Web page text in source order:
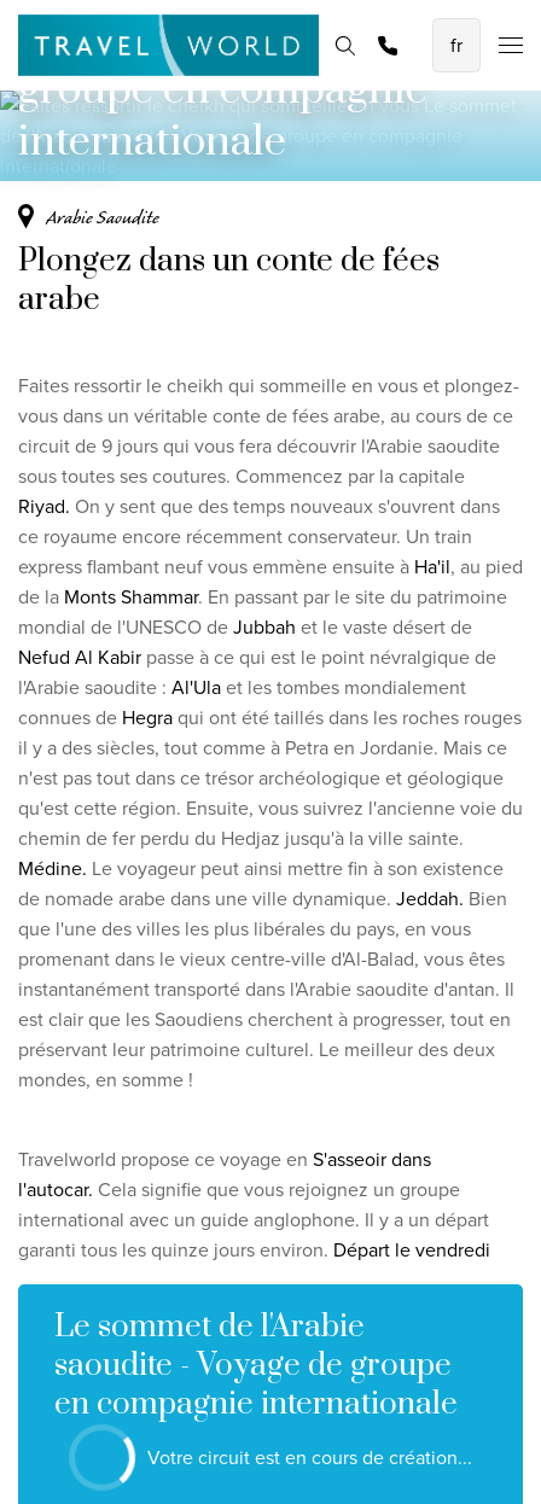
Les meilleures vacances en avion
Baoase Luxury Resort Curaçao
Lux* Grand Baie Resort Mauritius
Voir toutes les vacances en avion
Des circuits uniques
Fly & Drive - Couleurs du Yucatan
Découverte du Sri Lanka
Voir tous les circuits
Découvrez nos thèmes
Lune de miel
Adultes uniquement
Luxe
Voir tous les thèmes
Les meilleures offres
IKYK Malte
Dhigali Resort Maldives
SALT of Palmar Mauritius
Voir toutes les promotions
À propos de Travelworld
Pourquoi Travelworld
Nos destinations
Contactez nous
Liens utiles
Postes vacants
Conditions
Page d'accueil Destinations Thèmes Promotions
Demander une
saoudite - Voyage de
groupe en compagnie
internationale
Arabie Saoudite
Plongez dans un conte de fées
arabe
Faites ressortir le cheikh qui sommeille en vous et plongez-
vous dans un véritable conte de fées arabe, au cours de ce
circuit de 9 jours qui vous fera découvrir l'Arabie saoudite
sous toutes ses coutures. Commencez par la capitale
Riyad. On y sent que des temps nouveaux s'ouvrent dans
ce royaume encore récemment conservateur. Un train
express flambant neuf vous emmène ensuite à Ha'il, au pied
de la Monts Shammar. En passant par le site du patrimoine
mondial de l'UNESCO deJubbah et le vaste désert de
Nefud Al Kabir passe à ce qui est le point névralgique de
l'Arabie saoudite : Al'Ulaet les tombes mondialement
connues de Hegraqui ont été taillés dans les roches rouges
il y a des siècles, tout comme à Petra en Jordanie. Mais ce
n'est pas tout dans ce trésor archéologique et géologique
qu'est cette région. Ensuite, vous suivrez l'ancienne voie du
chemin de fer perdu du Hedjaz jusqu'à la ville sainte.
Médine. Le voyageur peut ainsi mettre fin à son existence
de nomade arabe dans une ville dynamique. Jeddah. Bien
que l'une des villes les plus libérales du pays, en vous
promenant dans le vieux centre-ville d'Al-Balad, vous êtes
instantanément transporté dans l'Arabie saoudite d'antan. Il
est clair que les Saoudiens cherchent à progresser, tout en
préservant leur patrimoine culturel. Le meilleur des deux
mondes, en somme !
Travelworld propose ce voyage en S'asseoir dans
l'autocar. Cela signifie que vous rejoignez un groupe
international avec un guide anglophone. Il y a un départ
garanti tous les quinze jours environ. Départ le vendredi
Le sommet de l'Arabie
saoudite - Voyage de groupe
en compagnie internationale
Votre circuit est en cours de création...